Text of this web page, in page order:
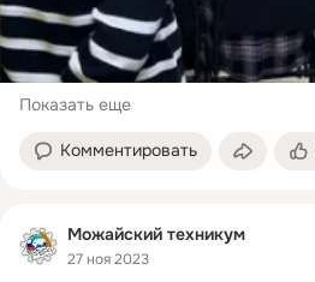
Показать еще
Комментировать
Можайский техникум
27 ноя 2023